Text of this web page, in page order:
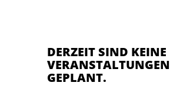
DERZEIT SIND KEINE
VERANSTALTUNGEN
GEPLANT.